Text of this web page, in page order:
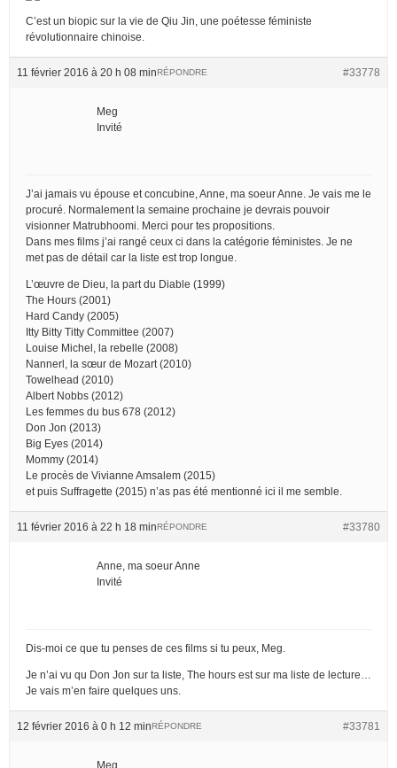
C’est un biopic sur la vie de Qiu Jin, une poétesse féministe
révolutionnaire chinoise.
11 février 2016 à 20 h 08 min #33778
RÉPONDRE
Meg
Invité
J’ai jamais vu épouse et concubine, Anne, ma soeur Anne. Je vais me le
procuré. Normalement la semaine prochaine je devrais pouvoir
visionner Matrubhoomi. Merci pour tes propositions.
Dans mes films j’ai rangé ceux ci dans la catégorie féministes. Je ne
met pas de détail car la liste est trop longue.
L’œuvre de Dieu, la part du Diable (1999)
The Hours (2001)
Hard Candy (2005)
Itty Bitty Titty Committee (2007)
Louise Michel, la rebelle (2008)
Nannerl, la sœur de Mozart (2010)
Towelhead (2010)
Albert Nobbs (2012)
Les femmes du bus 678 (2012)
Don Jon (2013)
Big Eyes (2014)
Mommy (2014)
Le procès de Vivianne Amsalem (2015)
et puis Suffragette (2015) n’as pas été mentionné ici il me semble.
11 février 2016 à 22 h 18 min #33780
RÉPONDRE
Anne, ma soeur Anne
Invité
Dis-moi ce que tu penses de ces films si tu peux, Meg.
Je n’ai vu qu Don Jon sur ta liste, The hours est sur ma liste de lecture…
Je vais m’en faire quelques uns.
12 février 2016 à 0 h 12 min #33781
RÉPONDRE
Meg